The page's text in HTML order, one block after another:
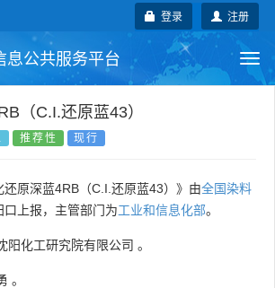
注册
登录
息公共服务平台
行业标准
技术委员会
（C.I.还原蓝43）
推荐性 现行
还原深蓝4RB（C.I.还原蓝43）》由全国染料
口上报，主管部门为工业和信息化部。
阳化工研究院有限公司 。
。